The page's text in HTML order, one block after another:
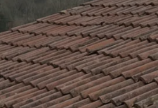
Urgence fuite
de toiture 76
de toiture
tuile 76